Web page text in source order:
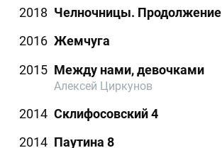
2018 Челночницы. Продолжение
2016 Жемчуга
2015 Между нами, девочками
Алексей Циркунов
2014 Склифосовский 4
2014 Паутина 8